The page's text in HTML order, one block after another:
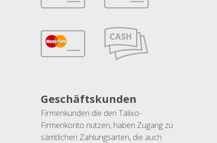
Geschäftskunden
Firmenkunden die den Talixo-
Firmenkonto nutzen, haben Zugang zu
sämtlichen Zahlungsarten, die auch